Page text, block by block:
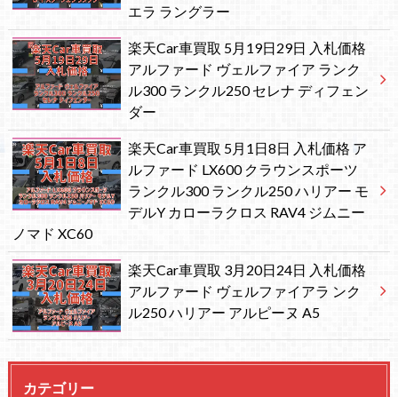
エラ ラングラー
楽天Car車買取 5月19日29日 入札価格
アルファード ヴェルファイア ランク
ル300 ランクル250 セレナ ディフェン
ダー
楽天Car車買取 5月1日8日 入札価格 ア
ルファード LX600 クラウンスポーツ
ランクル300 ランクル250 ハリアー モ
デルY カローラクロス RAV4 ジムニー
ノマド XC60
楽天Car車買取 3月20日24日 入札価格
アルファード ヴェルファイアラ ンク
ル250 ハリアー アルピーヌ A5
カテゴリー